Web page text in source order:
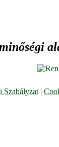
Szabályzat |